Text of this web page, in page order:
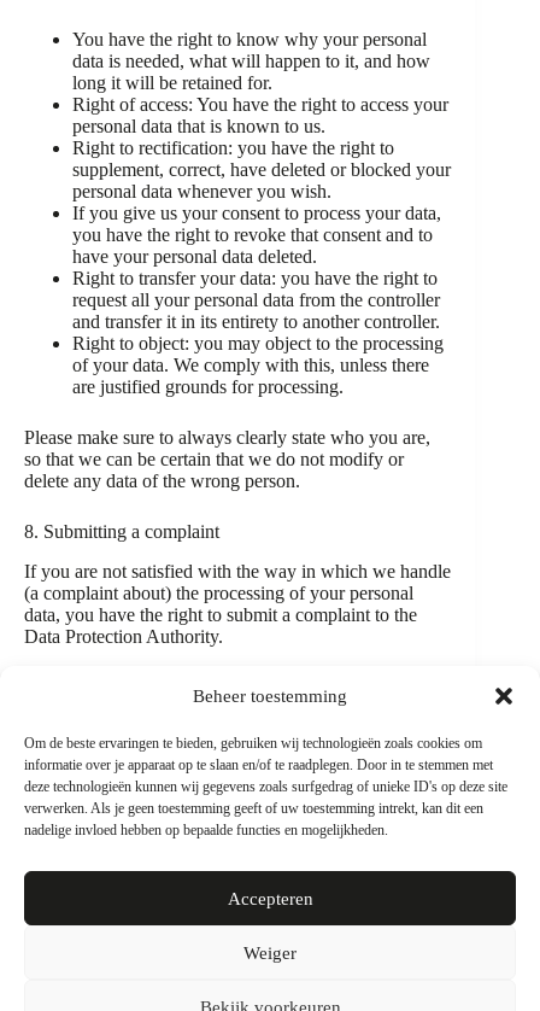
Beheer toestemming
Om de beste ervaringen te bieden, gebruiken wij technologieën zoals cookies om
informatie over je apparaat op te slaan en/of te raadplegen. Door in te stemmen met
deze technologieën kunnen wij gegevens zoals surfgedrag of unieke ID's op deze site
verwerken. Als je geen toestemming geeft of uw toestemming intrekt, kan dit een
nadelige invloed hebben op bepaalde functies en mogelijkheden.
Accepteren
Weiger
Bekijk voorkeuren
You have the right to know why your personal
data is needed, what will happen to it, and how
long it will be retained for.
Right of access: You have the right to access your
personal data that is known to us.
Right to rectification: you have the right to
supplement, correct, have deleted or blocked your
personal data whenever you wish.
If you give us your consent to process your data,
you have the right to revoke that consent and to
have your personal data deleted.
Right to transfer your data: you have the right to
request all your personal data from the controller
and transfer it in its entirety to another controller.
Right to object: you may object to the processing
of your data. We comply with this, unless there
are justified grounds for processing.
Please make sure to always clearly state who you are,
so that we can be certain that we do not modify or
delete any data of the wrong person.
8. Submitting a complaint
If you are not satisfied with the way in which we handle
(a complaint about) the processing of your personal
data, you have the right to submit a complaint to the
Data Protection Authority.
Waalhaven zuidzijde 19,
3089 JH Rotterdam
Nederland
Website:https://lunchcafeportcity2.nl
Email: info@lunchcafeportcity2.nl